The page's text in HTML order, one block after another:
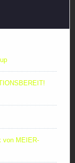
von MEIER-